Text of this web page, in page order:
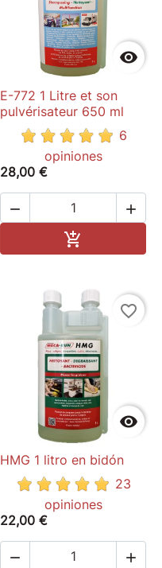

E-772 1 Litre et son
pulvérisateur 650 ml
6
opiniones
28,00 €
 


favorite_border
HMG 1 litro en bidón
23
opiniones
22,00 €
 